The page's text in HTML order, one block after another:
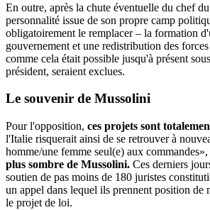
En outre, après la chute éventuelle du chef
personnalité issue de son propre camp
obligatoirement le remplacer – la formation
gouvernement et une redistribution des
comme cela était possible jusqu'à présent
président, seraient exclues.
Le souvenir de Mussolini
Pour l'opposition, ces projets sont
l'Italie risquerait ainsi de se retrouver à
homme/une femme seul(e) aux commandes»,
plus sombre de Mussolini. Ces derniers
soutien de pas moins de 180 juristes
un appel dans lequel ils prennent position de
le projet de loi.